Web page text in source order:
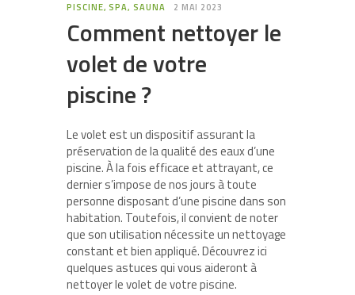
PISCINE, SPA, SAUNA 2 MAI 2023
Comment nettoyer le
volet de votre
piscine ?
Le volet est un dispositif assurant la
préservation de la qualité des eaux d’une
piscine. À la fois efficace et attrayant, ce
dernier s’impose de nos jours à toute
personne disposant d’une piscine dans son
habitation. Toutefois, il convient de noter
que son utilisation nécessite un nettoyage
constant et bien appliqué. Découvrez ici
quelques astuces qui vous aideront à
nettoyer le volet de votre piscine.